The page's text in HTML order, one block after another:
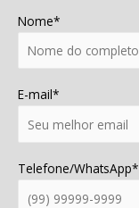
Nome*
E-mail*
Telefone/WhatsApp*